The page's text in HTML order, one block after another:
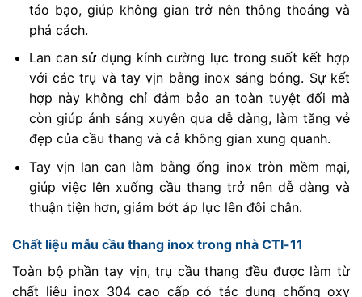
táo bạo, giúp không gian trở nên thông thoáng và
phá cách.
Lan can sử dụng kính cường lực trong suốt kết hợp
với các trụ và tay vịn bằng inox sáng bóng. Sự kết
hợp này không chỉ đảm bảo an toàn tuyệt đối mà
còn giúp ánh sáng xuyên qua dễ dàng, làm tăng vẻ
đẹp của cầu thang và cả không gian xung quanh.
Tay vịn lan can làm bằng ống inox tròn mềm mại,
giúp việc lên xuống cầu thang trở nên dễ dàng và
thuận tiện hơn, giảm bớt áp lực lên đôi chân.
Chất liệu mẫu cầu thang inox trong nhà CTI-11
Toàn bộ phần tay vịn, trụ cầu thang đều được làm từ
chất liệu inox 304 cao cấp có tác dụng chống oxy